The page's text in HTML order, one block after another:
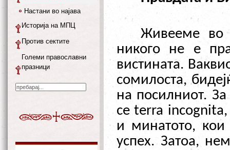
Живееме во
никого не е
вистината.
сомилоста,
на посилниот.
сеterra incognita
и минатото, кои
успех. Затоа,
Настани во најава
Историја на МПЦ
Против сектите
Големи православни
празници